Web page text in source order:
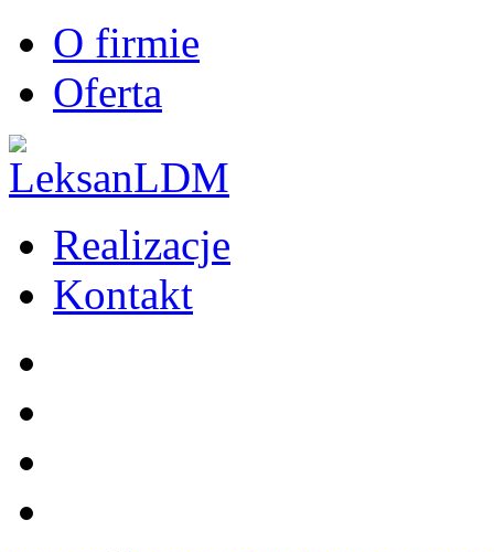
O firmie
Oferta
Realizacje
Kontakt